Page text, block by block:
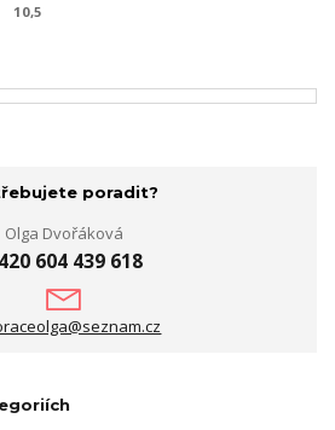
10,5
poradit?
Olga Dvořáková
604 439 618